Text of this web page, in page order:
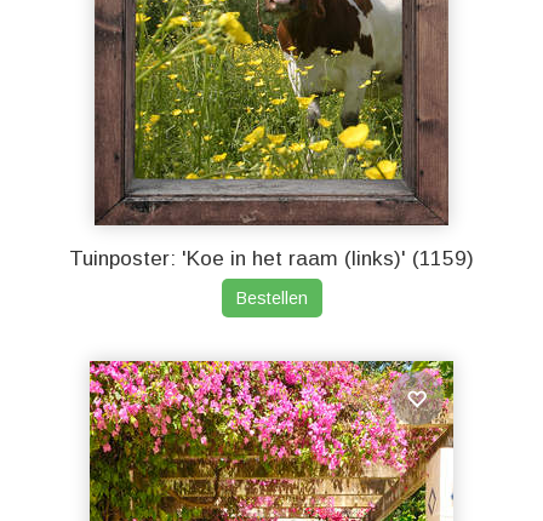
Tuinposter: 'Koe in het raam (links)' (1159)
Bestellen